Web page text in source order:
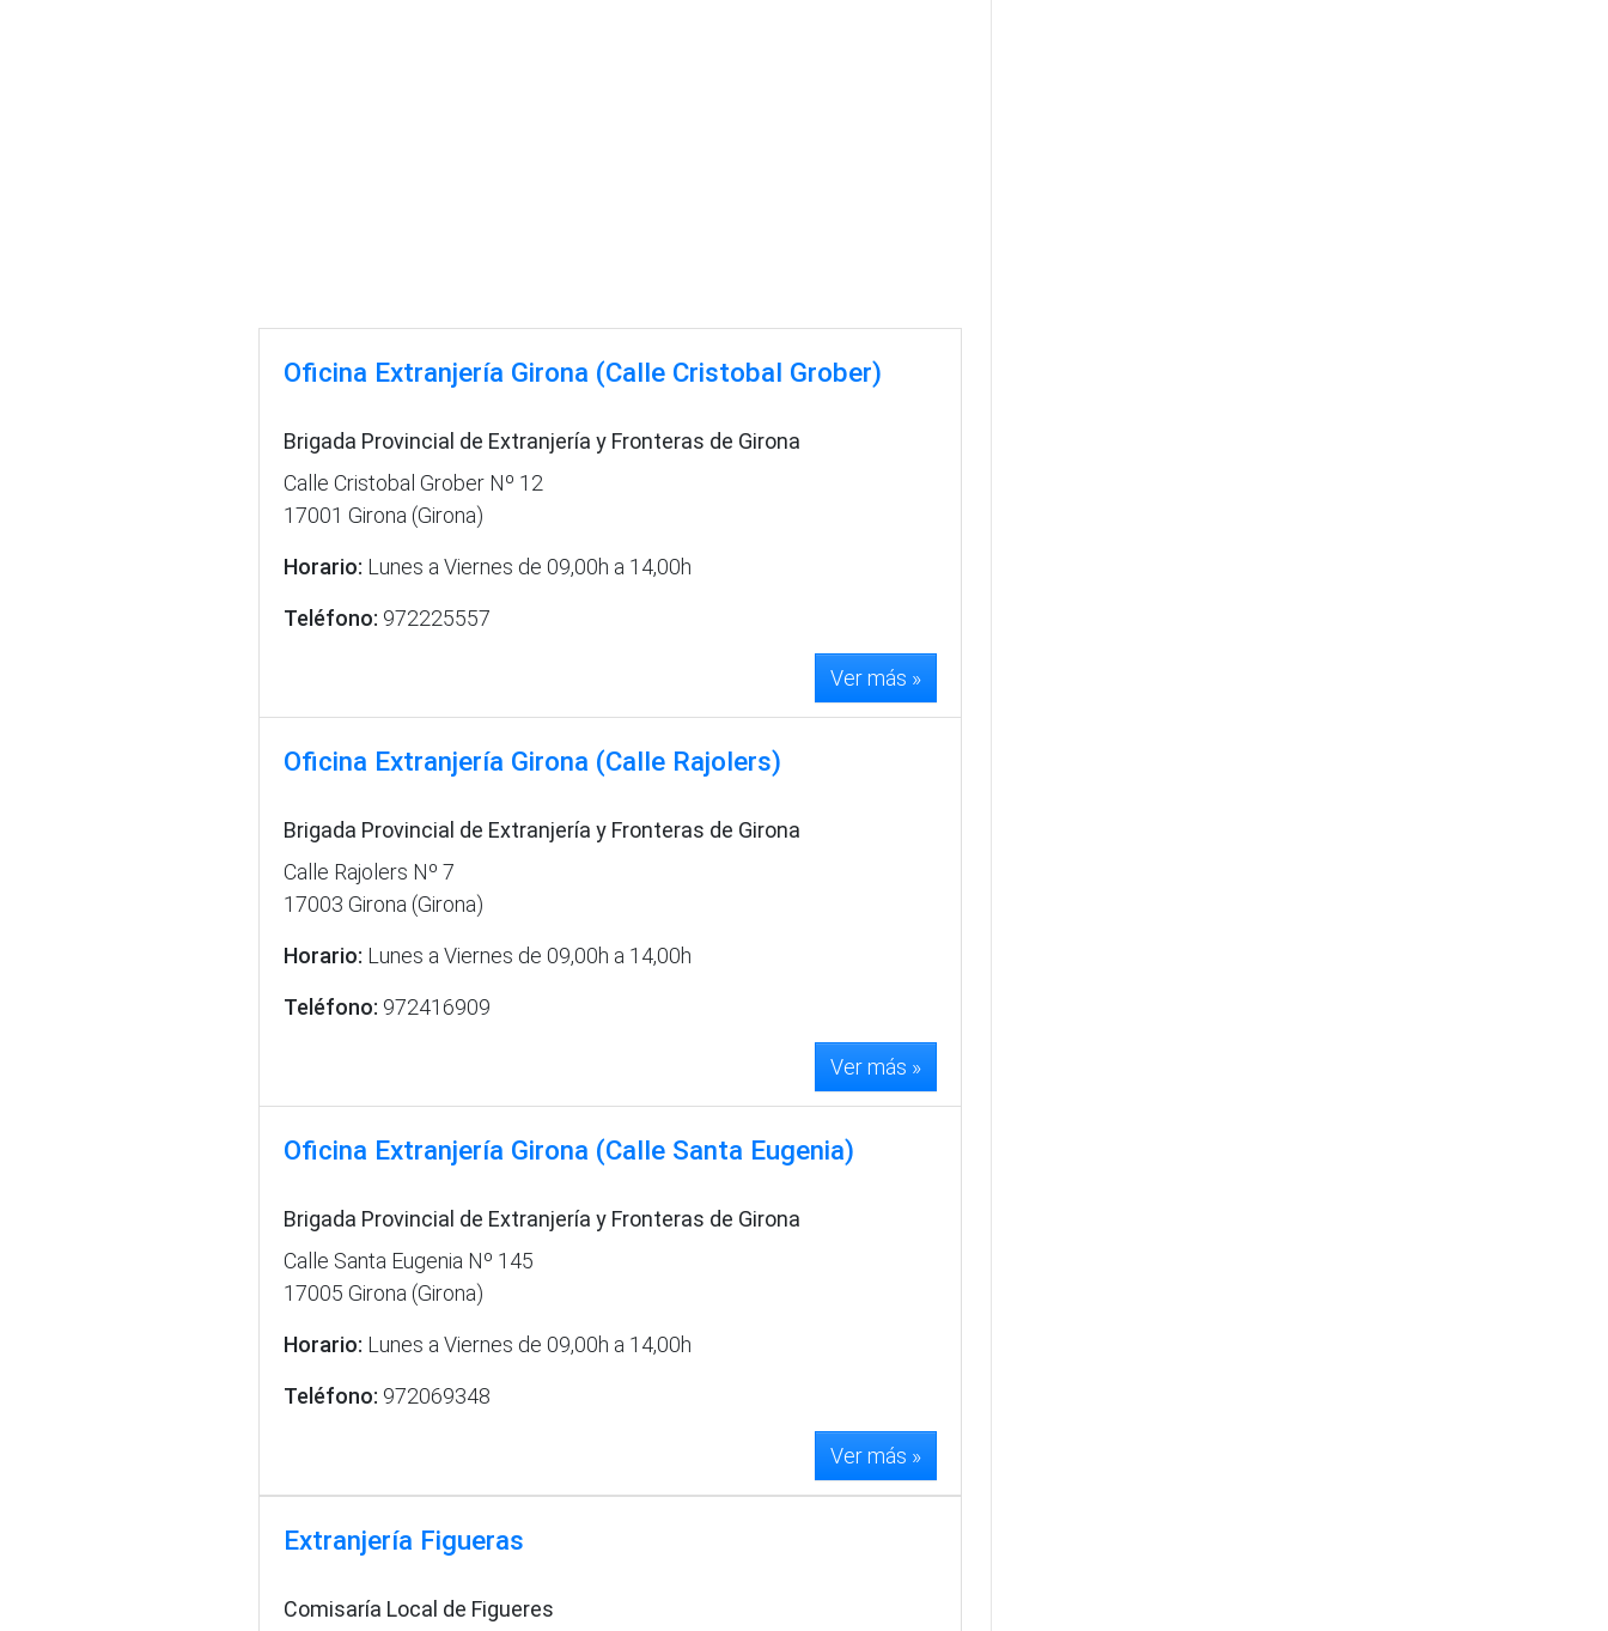
Oficina Extranjería Girona (Calle Cristobal Grober)
Brigada Provincial de Extranjería y Fronteras de Girona
Calle Cristobal Grober Nº 12
17001 Girona (Girona)
Horario: Lunes a Viernes de 09,00h a 14,00h
Teléfono: 972225557
Ver más »
Oficina Extranjería Girona (Calle Rajolers)
Brigada Provincial de Extranjería y Fronteras de Girona
Calle Rajolers Nº 7
17003 Girona (Girona)
Horario: Lunes a Viernes de 09,00h a 14,00h
Teléfono: 972416909
Ver más »
Oficina Extranjería Girona (Calle Santa Eugenia)
Brigada Provincial de Extranjería y Fronteras de Girona
Calle Santa Eugenia Nº 145
17005 Girona (Girona)
Horario: Lunes a Viernes de 09,00h a 14,00h
Teléfono: 972069348
Ver más »
Extranjería Figueras
Comisaría Local de Figueres